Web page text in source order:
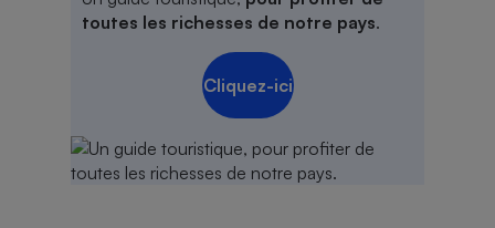
toutes les richesses de notre pays.
Cliquez-ici